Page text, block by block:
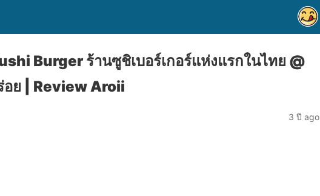
Burger ร้านซูชิเบอร์เกอร์แห่งแรกในไทย @
อย | Review Aroii
3 ปี ago